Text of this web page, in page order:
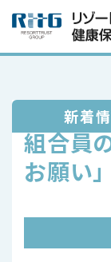
組合員
お願い」
新着